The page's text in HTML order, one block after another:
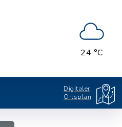
24 °C
Digitaler
Ortsplan